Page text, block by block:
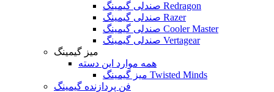
صندلی گیمینگ Redragon
صندلی گیمینگ Razer
صندلی گیمینگ Cooler Master
صندلی گیمینگ Vertagear
میز گیمینگ
همه موارد این دسته
میز گیمینگ Twisted Minds
فن پردازنده گیمینگ